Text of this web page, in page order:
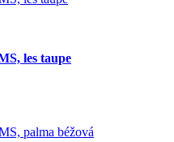
les taupe